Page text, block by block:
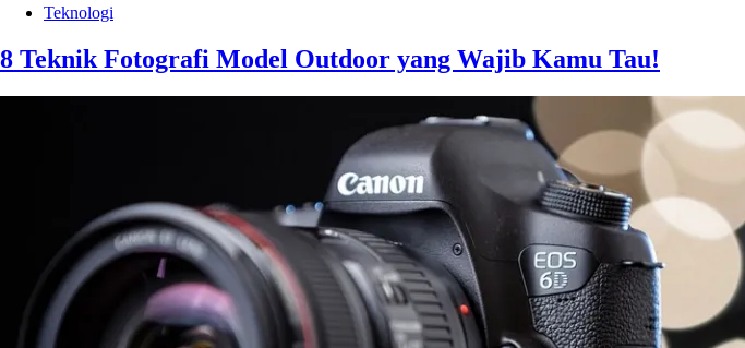
Teknologi
8 Teknik Fotografi Model Outdoor yang Wajib Kamu Tau!